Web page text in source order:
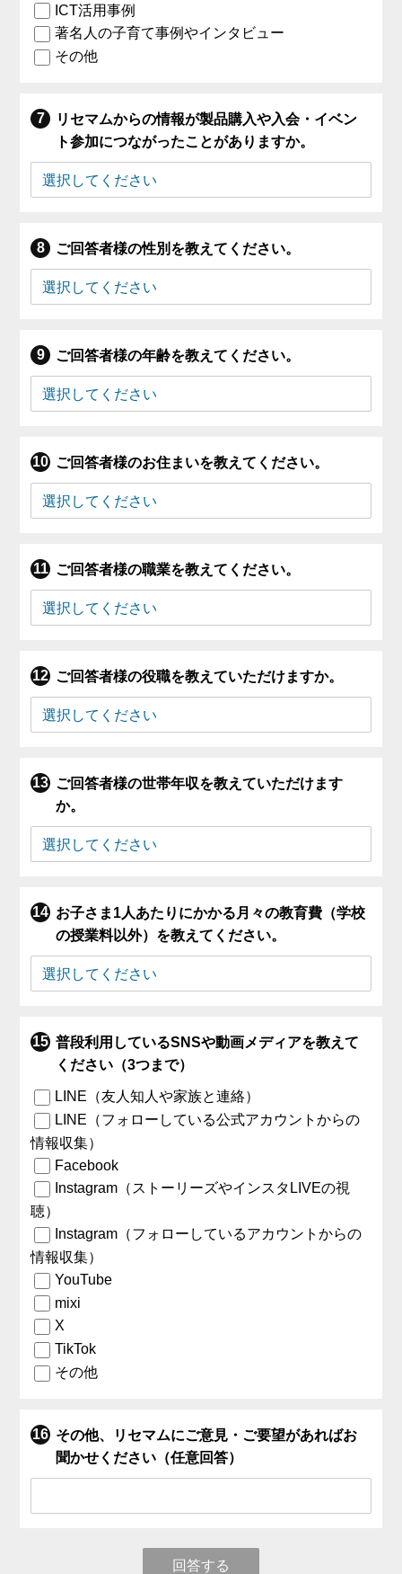
ICT活用事例
著名人の子育て事例やインタビュー
その他
リセマムからの情報が製品購入や入会・イベン
ト参加につながったことがありますか。
ご回答者様の性別を教えてください。
ご回答者様の年齢を教えてください。
ご回答者様のお住まいを教えてください。
ご回答者様の職業を教えてください。
ご回答者様の役職を教えていただけますか。
ご回答者様の世帯年収を教えていただけます
か。
お子さま1人あたりにかかる月々の教育費（学校
の授業料以外）を教えてください。
普段利用しているSNSや動画メディアを教えて
ください（3つまで）
LINE（友人知人や家族と連絡）
LINE（フォローしている公式アカウントからの
情報収集）
Facebook
Instagram（ストーリーズやインスタLIVEの視
聴）
Instagram（フォローしているアカウントからの
情報収集）
YouTube
mixi
X
TikTok
その他
その他、リセマムにご意見・ご要望があればお
聞かせください（任意回答）
回答する